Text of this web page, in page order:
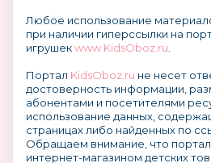
Любое использование
при наличии гиперссылки на
игрушекwww.KidsOboz.ru
Портал KidsOboz.ru не несет
достоверность информации,
абонентами и посетителями
использование данных,
страницах либо найденных по
Обращаем внимание, что портал
интернет-магазином детских